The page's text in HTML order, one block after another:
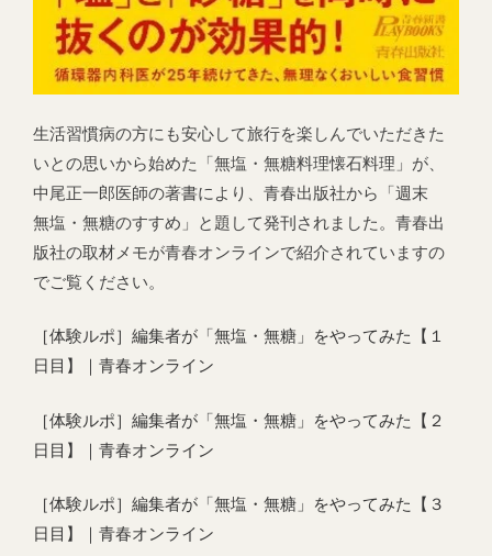
生活習慣病の方にも安心して旅行を楽しんでいただきた
いとの思いから始めた「無塩・無糖料理懐石料理」が、
中尾正一郎医師の著書により、青春出版社から「週末
無塩・無糖のすすめ」と題して発刊されました。青春出
版社の取材メモが青春オンラインで紹介されていますの
でご覧ください。
［体験ルポ］編集者が「無塩・無糖」をやってみた【１
日目】｜青春オンライン
［体験ルポ］編集者が「無塩・無糖」をやってみた【２
日目】｜青春オンライン
［体験ルポ］編集者が「無塩・無糖」をやってみた【３
日目】｜青春オンライン